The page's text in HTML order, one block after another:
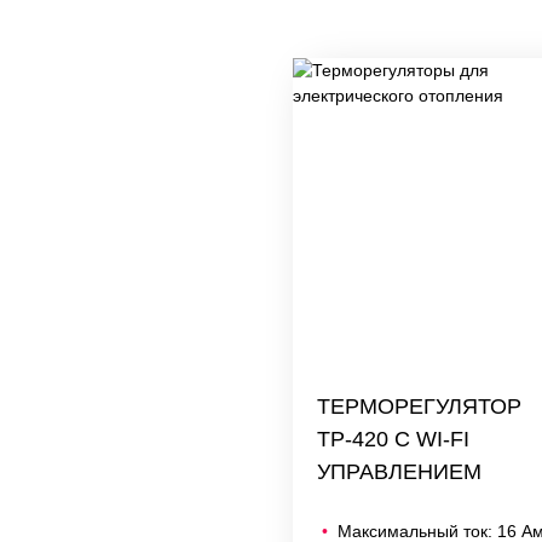
ТЕРМОРЕГУЛЯТОР
ТР-420 С WI-FI
УПРАВЛЕНИЕМ
Максимальный ток: 16